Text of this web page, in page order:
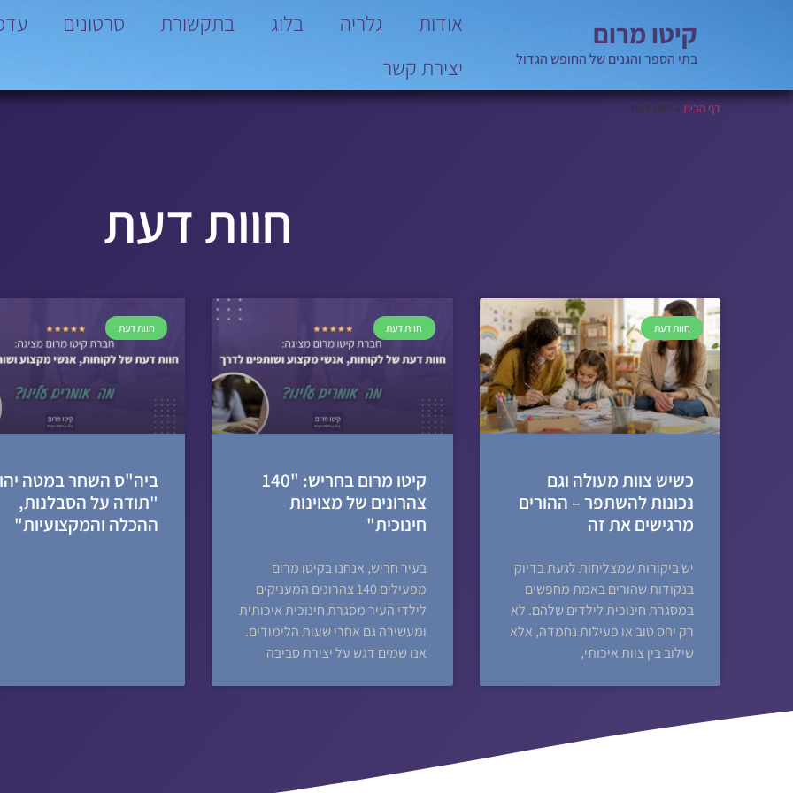
קיטו מרום
בתי הספר והגנים של החופש הגדול
אודות גלריה בלוג בתקשורת סרטונים
יצירת קשר
דף הבית » חוות דעת
חוות דעת
חוות דעת
כשיש צוות מעולה וגם
נכונות להשתפר – ההורים
מרגישים את זה
יש ביקורות שמצליחות לגעת בדיוק
בנקודות שהורים באמת מחפשים
במסגרת חינוכית לילדים שלהם. לא
רק יחס טוב או פעילות נחמדה, אלא
שילוב בין צוות איכותי,
חוות דעת
קיטו מרום בחריש: "140
צהרונים של מצוינות
חינוכית"
בעיר חריש, אנחנו בקיטו מרום
מפעילים 140 צהרונים המעניקים
לילדי העיר מסגרת חינוכית איכותית
ומעשירה גם אחרי שעות הלימודים.
אנו שמים דגש על יצירת סביבה
חוות דעת
ביה"ס השחר במטה
"תודה על הסבלנות,
ההכלה והמקצועיות"